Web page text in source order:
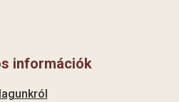
információk